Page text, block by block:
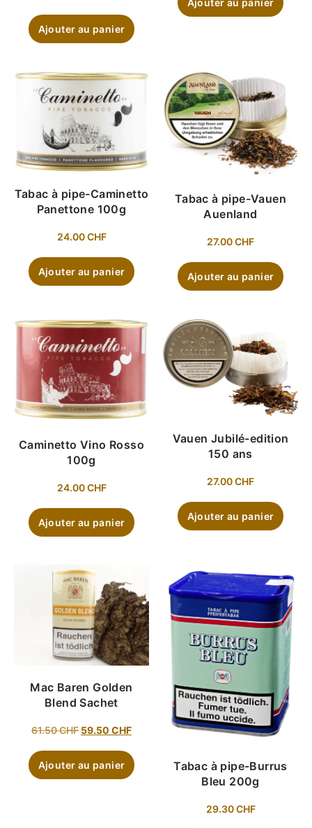
Ajouter au panier
Ajouter au panier
Tabac à pipe-Caminetto
Panettone 100g
24.00CHF
Ajouter au panier
Tabac à pipe-Vauen
Auenland
27.00CHF
Ajouter au panier
Caminetto Vino Rosso
100g
24.00CHF
Ajouter au panier
Vauen Jubilé-edition
150 ans
27.00CHF
Ajouter au panier
Mac Baren Golden
Blend Sachet
61.50CHF 59.50 CHF
Ajouter au panier
Tabac à pipe-Burrus
Bleu 200g
29.30CHF